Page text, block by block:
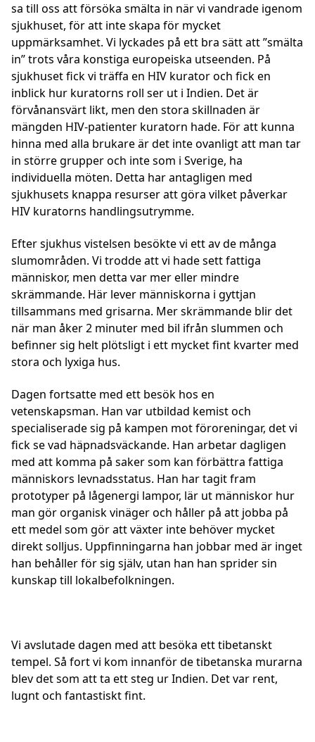
sa till oss att försöka smälta in när vi vandrade igenom
sjukhuset, för att inte skapa för mycket
uppmärksamhet. Vi lyckades på ett bra sätt att ”smälta
in” trots våra konstiga europeiska utseenden. På
sjukhuset fick vi träffa en HIV kurator och fick en
inblick hur kuratorns roll ser ut i Indien. Det är
förvånansvärt likt, men den stora skillnaden är
mängden HIV-patienter kuratorn hade. För att kunna
hinna med alla brukare är det inte ovanligt att man tar
in större grupper och inte som i Sverige, ha
individuella möten. Detta har antagligen med
sjukhusets knappa resurser att göra vilket påverkar
HIV kuratorns handlingsutrymme.
Efter sjukhus vistelsen besökte vi ett av de många
slumområden. Vi trodde att vi hade sett fattiga
människor, men detta var mer eller mindre
skrämmande. Här lever människorna i gyttjan
tillsammans med grisarna. Mer skrämmande blir det
när man åker 2 minuter med bil ifrån slummen och
befinner sig helt plötsligt i ett mycket fint kvarter med
stora och lyxiga hus.
Dagen fortsatte med ett besök hos en
vetenskapsman. Han var utbildad kemist och
specialiserade sig på kampen mot föroreningar, det vi
fick se vad häpnadsväckande. Han arbetar dagligen
med att komma på saker som kan förbättra fattiga
människors levnadsstatus. Han har tagit fram
prototyper på lågenergi lampor, lär ut människor hur
man gör organisk vinäger och håller på att jobba på
ett medel som gör att växter inte behöver mycket
direkt solljus. Uppfinningarna han jobbar med är inget
han behåller för sig själv, utan han han sprider sin
kunskap till lokalbefolkningen.
Vi avslutade dagen med att besöka ett tibetanskt
tempel. Så fort vi kom innanför de tibetanska murarna
blev det som att ta ett steg ur Indien. Det var rent,
lugnt och fantastiskt fint.